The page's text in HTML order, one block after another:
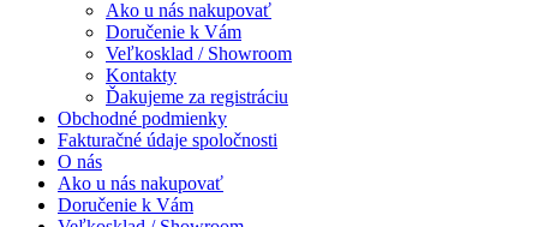
Ako u nás nakupovať
Doručenie k Vám
Veľkosklad / Showroom
Kontakty
Ďakujeme za registráciu
Obchodné podmienky
Fakturačné údaje spoločnosti
O nás
Ako u nás nakupovať
Doručenie k Vám